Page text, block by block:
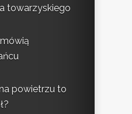
towarzyskiego
powietrzu to